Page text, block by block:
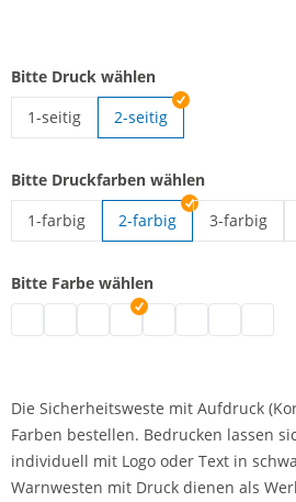
Bitte Druck wählen
1-seitig
2-seitig
Bitte Druckfarben wählen
1-farbig
2-farbig
3-farbig
Bitte Farbe wählen
Signalweste mit Aufdruck | grau
Signalweste mit Aufdruck |
Signalweste mit Aufdruck |
Signalweste mit
Signalweste mit
Die Sicherheitsweste mit Aufdruck
Farben bestellen. Bedrucken lassen
individuell mit Logo oder Text in
Warnwesten mit Druck dienen als